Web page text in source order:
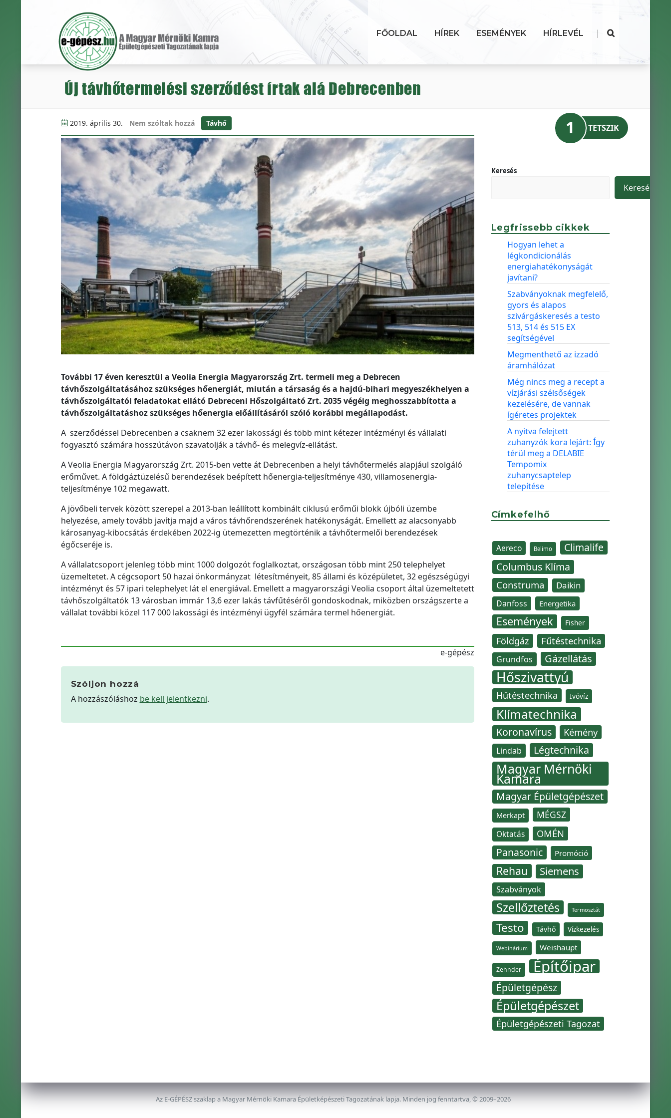
FŐOLDAL HÍREK ESEMÉNYEK HÍRLEVÉL |
Új távhőtermelési szerződést írtak alá Debrecenben
2019. április 30. Nem szóltak hozzá Távhő
További 17 éven keresztül a Veolia Energia Magyarország Zrt. termeli meg a Debrecen
távhőszolgáltatásához szükséges hőenergiát, miután a társaság és a hajdú-bihari megyeszékhelyen a
távhőszolgáltatói feladatokat ellátó Debreceni Hőszolgáltató Zrt. 2035 végéig meghosszabbította a
távhőszolgáltatáshoz szükséges hőenergia előállításáról szóló korábbi megállapodást.
A szerződéssel Debrecenben a csaknem 32 ezer lakossági és több mint kétezer intézményi és vállalati
fogyasztó számára hosszútávon szavatolják a távhő- és melegvíz-ellátást.
A Veolia Energia Magyarország Zrt. 2015-ben vette át Debrecenben a helyi távhőtermelés alapjául szolgáló
erőművet. A földgáztüzelésű berendezések beépített hőenergia-teljesítménye 430, villamosenergia-
teljesítménye 102 megawatt.
A jövőbeli tervek között szerepel a 2013-ban leállított kombinált ciklusú erőműi blokk újbóli üzembe
helyezése, amely tovább javítja majd a város távhőrendszerének hatékonyságát. Emellett az alacsonyabb
károsanyag-kibocsátás érdekében 2022-ig ütemezetten megtörténik a távhőtermelői berendezések
égőcseréje is.
A vállalatcsoport jelenleg több mint 1000 dolgozót foglalkoztat, országosan több mint 250 telephelyet
üzemeltetet. A cégcsoport 50 hazai önkormányzat létesítményeit, 85 állami és középületet, 32 egészségügyi
intézményt és 57 ipari telephelyet lát el energiával. Emellett a magyarországi Veolia csoport által üzemeltetett
távhőszolgáltatók 13 városban immár 13,6 ezer lakás távfűtéséről gondoskodnak, miközben országszerte a
vállalat további közel 117 000 lakossági és intézményi ügyfél számára termel hőenergiát.
e-gépész
Szóljon hozzá
A hozzászóláshoz be kell jelentkezni.
1 TETSZIK
Keresés
Keresés
Legfrissebb cikkek
Hogyan lehet a
légkondicionálás
energiahatékonyságát
javítani?
Szabványoknak megfelelő,
gyors és alapos
szivárgáskeresés a testo
513, 514 és 515 EX
segítségével
Megmenthető az izzadó
áramhálózat
Még nincs meg a recept a
vízjárási szélsőségek
kezelésére, de vannak
ígéretes projektek
A nyitva felejtett
zuhanyzók kora lejárt: Így
térül meg a DELABIE
Tempomix
zuhanycsaptelep
telepítése
Címkefelhő
Aereco Belimo
Climalife
Columbus Klíma
Construma Daikin
Danfoss Energetika
Események Fisher
Földgáz Fűtéstechnika
Grundfos Gázellátás
Hőszivattyú
Hűtéstechnika Ivóvíz
Klímatechnika
Koronavírus Kémény
Lindab Légtechnika
Magyar Mérnöki
Kamara
Magyar Épületgépészet
Merkapt MÉGSZ
Oktatás OMÉN
Panasonic Promóció
Rehau Siemens
Szabványok
Szellőztetés Termosztát
Testo Távhő Vízkezelés
Webinárium Weishaupt
Zehnder Építőipar
Épületgépész
Épületgépészet
Épületgépészeti Tagozat
Az E-GÉPÉSZ szaklap a Magyar Mérnöki Kamara Épületképészeti Tagozatának lapja. Minden jog fenntartva, © 2009–2026